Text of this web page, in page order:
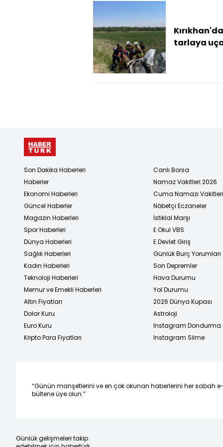
Kırıkhan'da
tarlaya
Son Dakika Haberleri
Haberler
Ekonomi Haberleri
Güncel Haberler
Magazin Haberleri
Spor Haberleri
Dünya Haberleri
Sağlık Haberleri
Kadın Haberleri
Teknoloji Haberleri
Memur ve Emekli Haberleri
Altın Fiyatları
Dolar Kuru
Euro Kuru
Kripto Para Fiyatları
Canlı Borsa
Namaz Vakitleri 2026
Cuma Namazı Vakitleri
Nöbetçi Eczaneler
İstiklal Marşı
E Okul VBS
E Devlet Giriş
Günlük Burç Yorumları
Son Depremler
Hava Durumu
Yol Durumu
2026 Dünya Kupası
Astroloji
Instagram Dondurma
Instagram Silme
“Günün manşetlerini ve en çok okunan haberlerini her sabah
bültene üye olun.”
Günlük gelişmeleri takip